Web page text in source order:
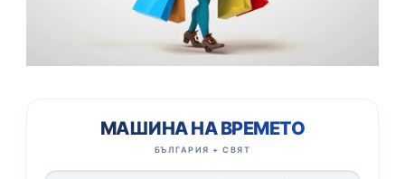
МАШИНА НА ВРЕМЕТО
БЪЛГАРИЯ + СВЯТ